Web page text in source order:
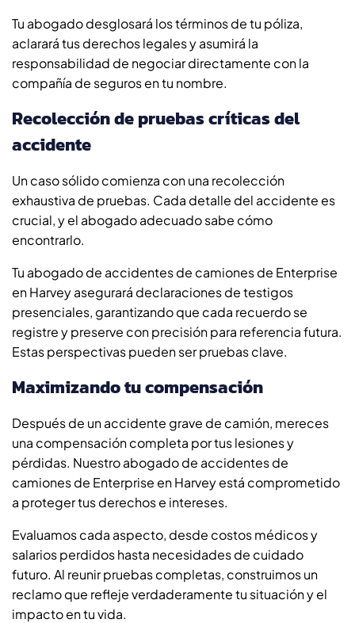
Tu abogado desglosará los términos de tu póliza,
aclarará tus derechos legales y asumirá la
responsabilidad de negociar directamente con la
compañía de seguros en tu nombre.
Recolección de pruebas críticas del
accidente
Un caso sólido comienza con una recolección
exhaustiva de pruebas. Cada detalle del accidente es
crucial, y el abogado adecuado sabe cómo
encontrarlo.
Tu abogado de accidentes de camiones de Enterprise
en Harvey asegurará declaraciones de testigos
presenciales, garantizando que cada recuerdo se
registre y preserve con precisión para referencia futura.
Estas perspectivas pueden ser pruebas clave.
Maximizando tu compensación
Después de un accidente grave de camión, mereces
una compensación completa por tus lesiones y
pérdidas. Nuestro abogado de accidentes de
camiones de Enterprise en Harvey está comprometido
a proteger tus derechos e intereses.
Evaluamos cada aspecto, desde costos médicos y
salarios perdidos hasta necesidades de cuidado
futuro. Al reunir pruebas completas, construimos un
reclamo que refleje verdaderamente tu situación y el
impacto en tu vida.